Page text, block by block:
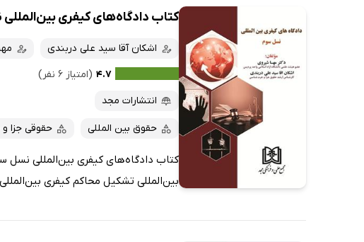
کتاب دادگاه‌های کیفری
اشکان آقا سید علی دربندی
۴.۷ (امتیاز ۶ نفر)
انتشارات مجد
حقوق بین المللی حقوقی جزا
کتاب دادگاه‌های کیفری بین‌المللی نسل
بین‌المللی تشکیل محاکم کیفری